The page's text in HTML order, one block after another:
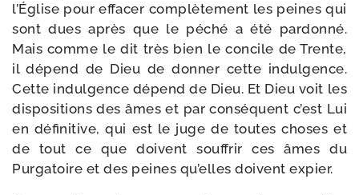
l’Église pour effa­cer com­plè­te­ment les peines qui
sont dues après que le péché a été par­don­né.
Mais comme le dit très bien le concile de Trente,
il dépend de Dieu de don­ner cette indul­gence.
Cette indul­gence dépend de Dieu. Et Dieu voit les
dis­po­si­tions des âmes et par consé­quent c’est Lui
en défi­ni­tive, qui est le juge de toutes choses et
de tout ce que doivent souf­frir ces âmes du
Purgatoire et des peines qu’elles doivent expier.